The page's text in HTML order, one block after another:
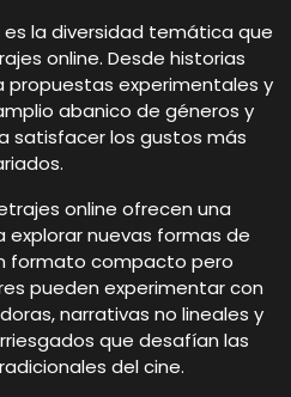
la diversidad temática que
online. Desde historias
experimentales y
abanico de géneros y
satisfacer los gustos más
online ofrecen una
nuevas formas de
formato compacto pero
pueden experimentar con
narrativas no lineales y
que desafían las
del cine.